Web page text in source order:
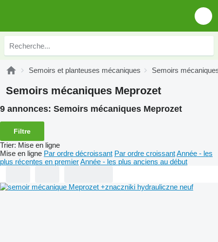
Semoirs et planteuses mécaniques Semoirs
Semoirs mécaniques Meprozet
9 annonces: Semoirs mécaniques Meprozet
Filtre
Trier: Mise en ligne
Mise en ligne Par ordre décroissant Par ordre croissantAnnée - les
plus récentes en premierAnnée - les plus anciens au début